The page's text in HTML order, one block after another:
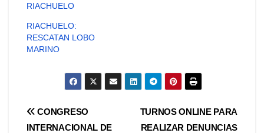
RIACHUELO
RIACHUELO:
RESCATAN LOBO
MARINO
Navegación
TURNOS ONLINE PARA
REALIZAR DENUNCIAS
CONGRESO
INTERNACIONAL DE